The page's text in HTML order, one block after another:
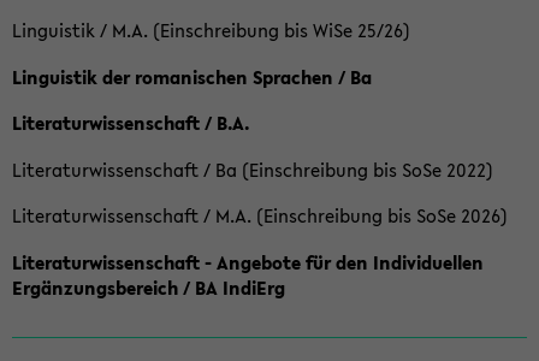
Linguistik / M.A. (Einschreibung bis WiSe 25/26)
Linguistik der romanischen Sprachen / Ba
Literaturwissenschaft / B.A.
Literaturwissenschaft / Ba (Einschreibung bis SoSe 2022)
Literaturwissenschaft / M.A. (Einschreibung bis SoSe 2026)
Literaturwissenschaft - Angebote für den Individuellen
Ergänzungsbereich / BA IndiErg